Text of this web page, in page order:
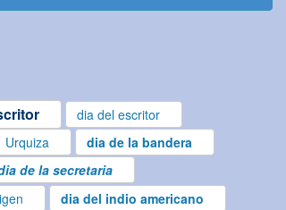
dia del escritor
Urquiza
dia de la bandera
de la secretaria
dia del indio americano